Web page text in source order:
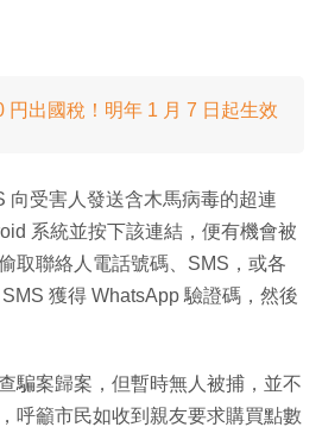
円出國稅！明年 1 月 7 日起生效
向受害人發送含木馬病毒的超連
系統並按下該連結，便有機會被
取聯絡人電話號碼、SMS，或各
獲得 WhatsApp 驗證碼，然後
騙案歸案，但暫時無人被捕，並不
呼籲市民如收到親友要求購買點數